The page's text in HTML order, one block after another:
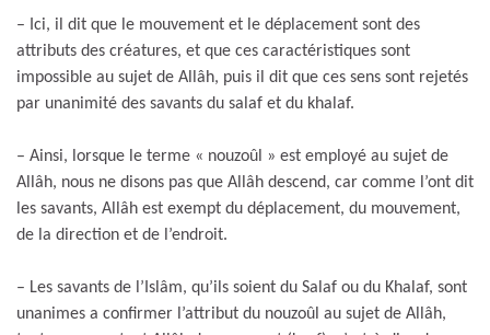
– Ici, il dit que le mouvement et le déplacement sont des
attributs des créatures, et que ces caractéristiques sont
impossible au sujet de Allâh, puis il dit que ces sens sont rejetés
par unanimité des savants du salaf et du khalaf.
– Ainsi, lorsque le terme « nouzoûl » est employé au sujet de
Allâh, nous ne disons pas que Allâh descend, car comme l’ont dit
les savants, Allâh est exempt du déplacement, du mouvement,
de la direction et de l’endroit.
– Les savants de l’Islâm, qu’ils soient du Salaf ou du Khalaf, sont
unanimes a confirmer l’attribut du nouzoûl au sujet de Allâh,